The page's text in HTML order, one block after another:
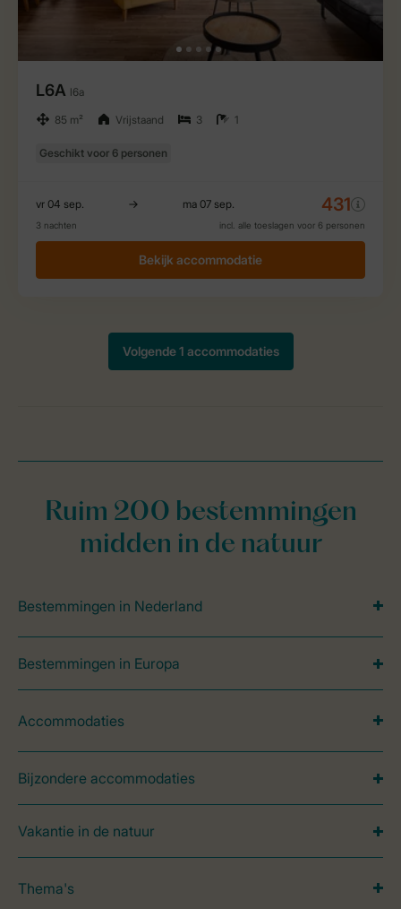
Ruim 200 bestemmingen
midden in de natuur
Bestemmingen in Nederland
Bestemmingen in Europa
Accommodaties
Bijzondere accommodaties
Vakantie in de natuur
Thema's